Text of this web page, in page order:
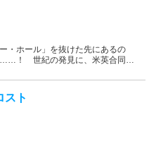
・ホール」を抜けた先にあるの
……！ 世紀の発見に、米英合同 …
ト